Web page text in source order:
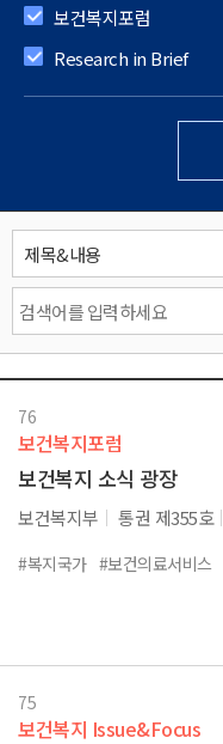
보건복지포럼
Research in Brief
76
보건복지포럼
보건복지 소식 광장
보건복지부 통권 제355호
#복지국가 #보건의료서비스
75
보건복지 Issue&Focus